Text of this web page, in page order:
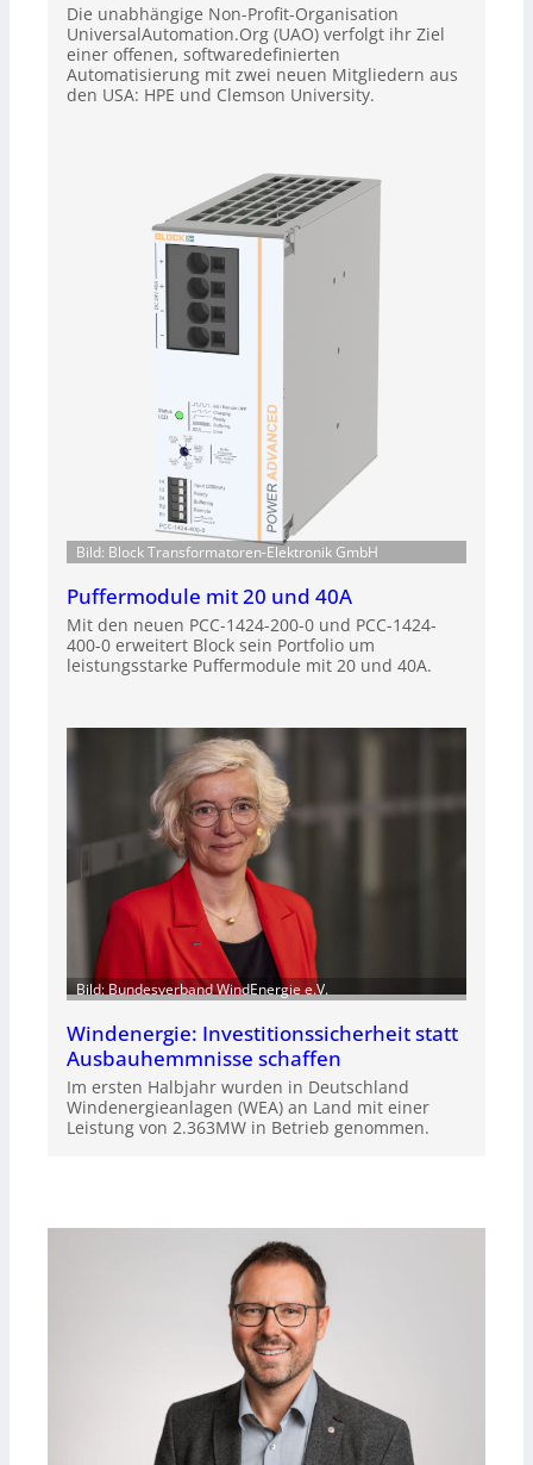
Die unabhängige Non-Profit-Organisation
UniversalAutomation.Org (UAO) verfolgt ihr Ziel
einer offenen, softwaredefinierten
Automatisierung mit zwei neuen Mitgliedern aus
den USA: HPE und Clemson University.
Bild: Block Transformatoren-Elektronik GmbH
Puffermodule mit 20 und 40A
Mit den neuen PCC-1424-200-0 und PCC-1424-
400-0 erweitert Block sein Portfolio um
leistungsstarke Puffermodule mit 20 und 40A.
Bild: Bundesverband WindEnergie e.V.
Windenergie: Investitionssicherheit statt
Ausbauhemmnisse schaffen
Im ersten Halbjahr wurden in Deutschland
Windenergieanlagen (WEA) an Land mit einer
Leistung von 2.363MW in Betrieb genommen.